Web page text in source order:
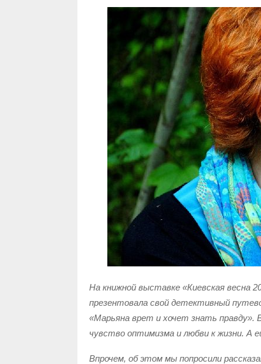
На книжной выставке «Киевская весна
презентовала свой детективный
«Марьяна врет и хочет знать правду».
чувство оптимизма и любви к жизни. А
Впрочем, об этом мы попросили